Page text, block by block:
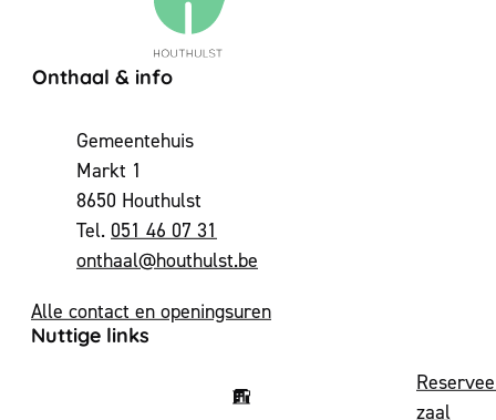
Contact & openingsuren
Onthaal & info
AdresGemeentehuis
Markt 1
,8650 Houthulst
051 46 07 31
E-mailonthaal@houthulst.be
Alle contact en openingsuren
Nuttige links
zaal